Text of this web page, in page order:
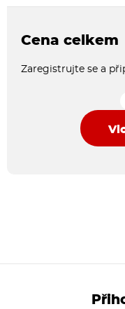
Cena celkem
Zaregistrujte se a